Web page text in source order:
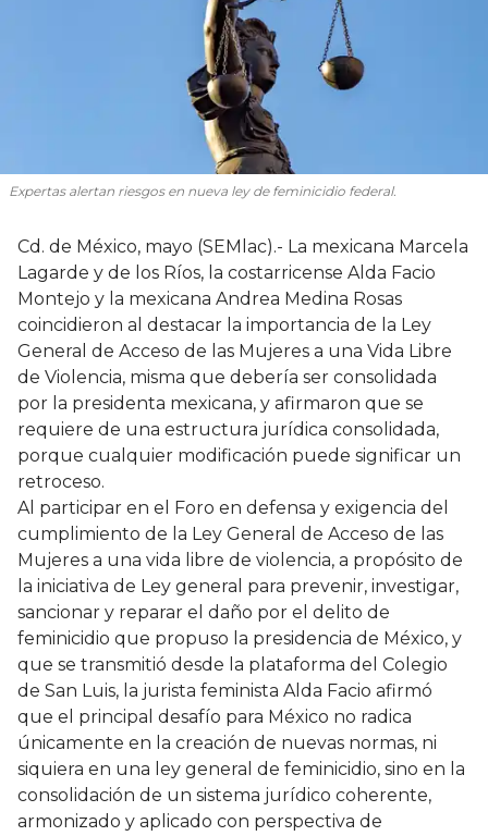
Expertas alertan riesgos en nueva ley de feminicidio federal.
Cd. de México, mayo (SEMlac).- La mexicana Marcela
Lagarde y de los Ríos, la costarricense Alda Facio
Montejo y la mexicana Andrea Medina Rosas
coincidieron al destacar la importancia de la Ley
General de Acceso de las Mujeres a una Vida Libre
de Violencia, misma que debería ser consolidada
por la presidenta mexicana, y afirmaron que se
requiere de una estructura jurídica consolidada,
porque cualquier modificación puede significar un
retroceso.
Al participar en el Foro en defensa y exigencia del
cumplimiento de la Ley General de Acceso de las
Mujeres a una vida libre de violencia, a propósito de
la iniciativa de Ley general para prevenir, investigar,
sancionar y reparar el daño por el delito de
feminicidio que propuso la presidencia de México, y
que se transmitió desde la plataforma del Colegio
de San Luis, la jurista feminista Alda Facio afirmó
que el principal desafío para México no radica
únicamente en la creación de nuevas normas, ni
siquiera en una ley general de feminicidio, sino en la
consolidación de un sistema jurídico coherente,
armonizado y aplicado con perspectiva de